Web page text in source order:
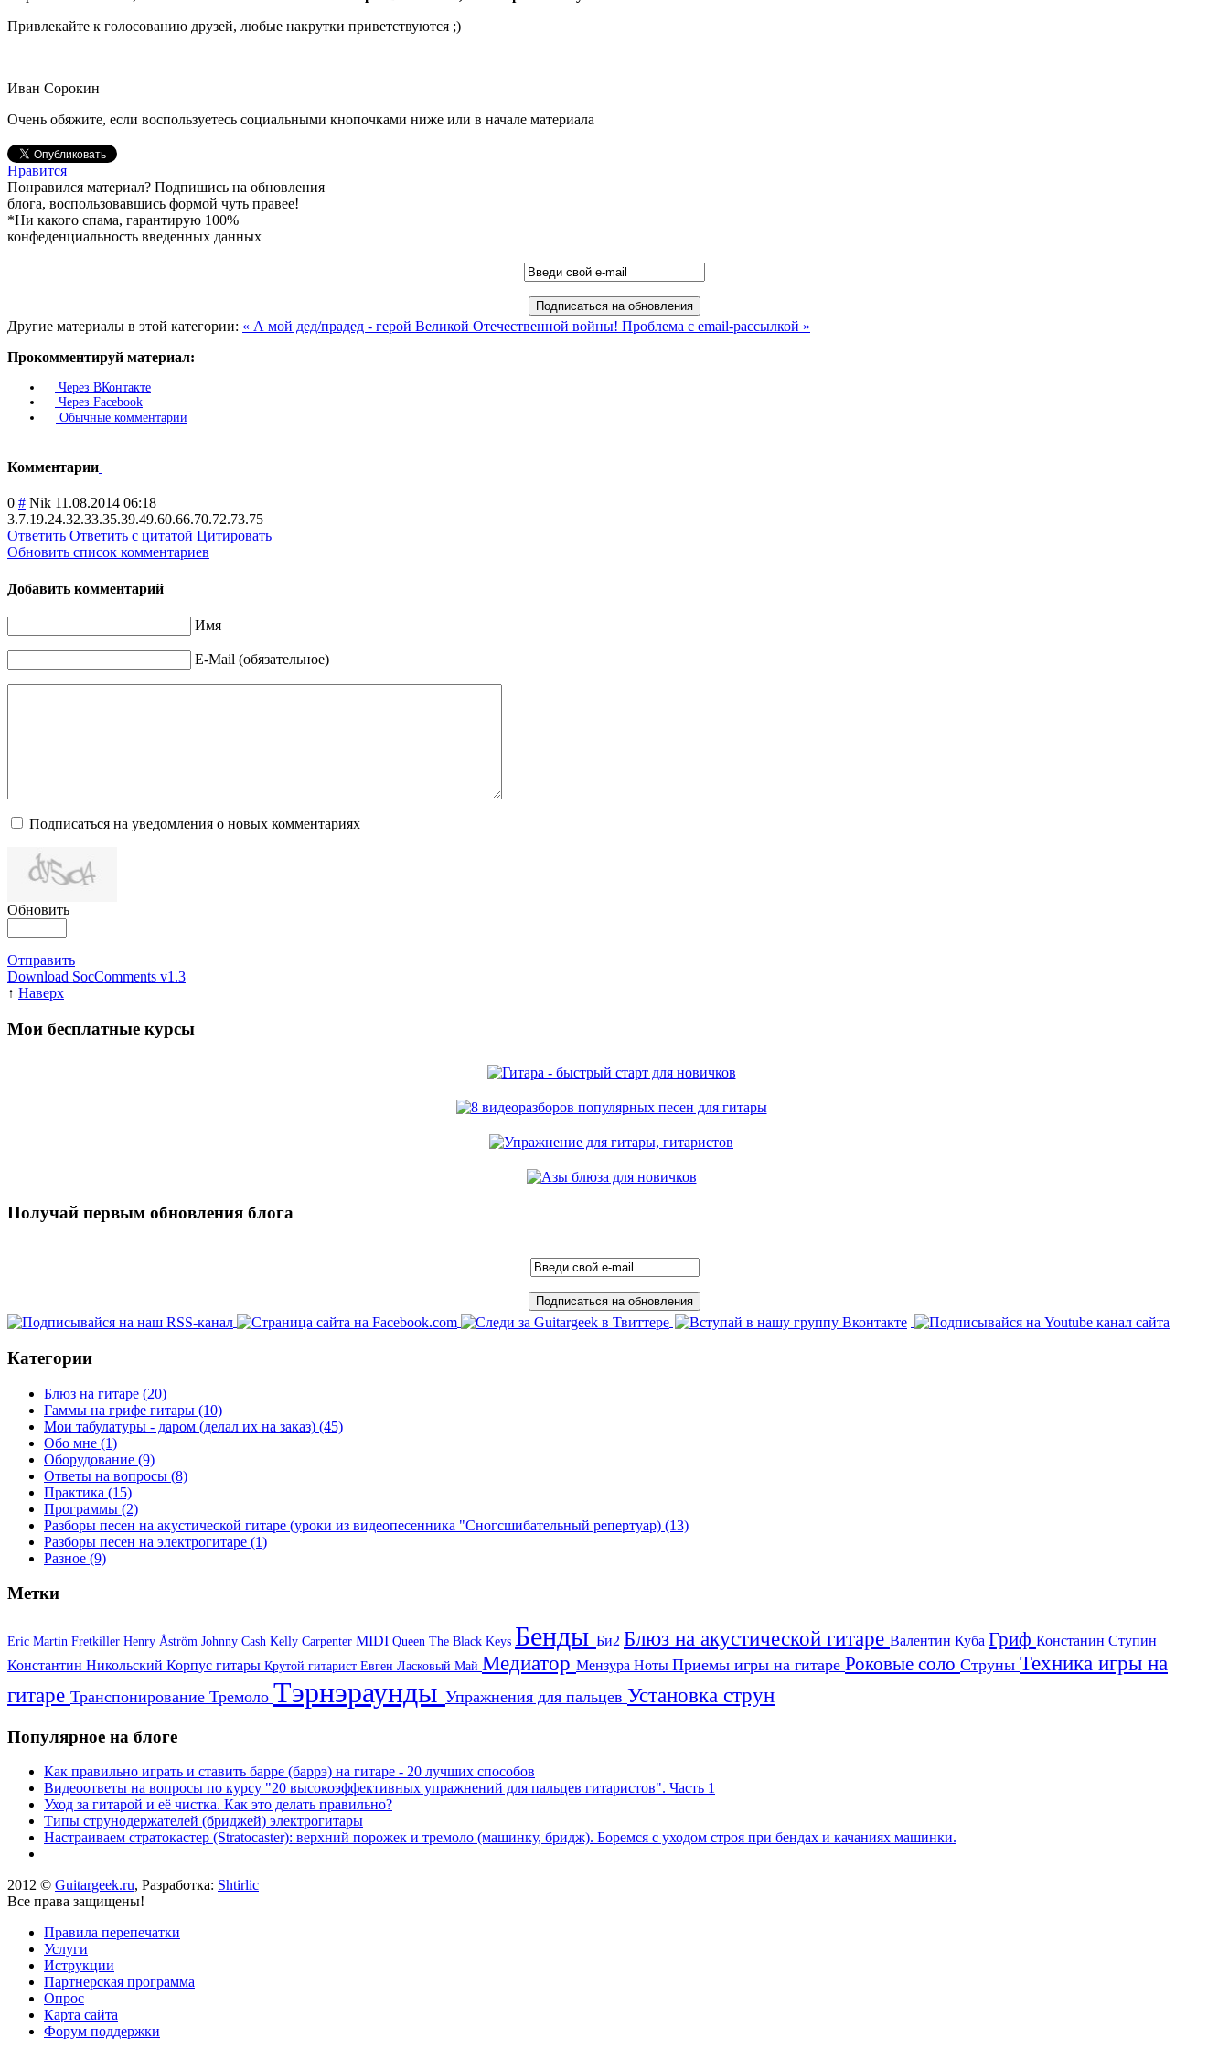
Привлекайте к голосованию друзей, любые накрутки приветствуются ;)
Иван Сорокин
Очень обяжите, если воспользуетесь социальными кнопочками ниже или в начале материала
Нравится
Понравился материал? Подпишись на обновления
блога, воспользовавшись формой чуть правее!
*Ни какого спама, гарантирую 100%
конфеденциальность введенных данных
Другие материалы в этой категории: « А мой дед/прадед - герой Великой Отечественной войны! Проблема с email-рассылкой »
Прокомментируй материал:
Через ВКонтакте
Через Facebook
Обычные комментарии
Комментарии
0 # Nik 11.08.2014 06:18
3.7.19.24.32.33.35.39.49.60.66.70.72.73.75
Ответить Ответить с цитатой Цитировать
Обновить список комментариев
Добавить комментарий
Имя
E-Mail (обязательное)
Подписаться на уведомления о новых комментариях
Обновить
Отправить
Download SocComments v1.3
↑ Наверх
Мои бесплатные курсы
Получай первым обновления блога
Категории
Блюз на гитаре (20)
Гаммы на грифе гитары (10)
Мои табулатуры - даром (делал их на заказ) (45)
Обо мне (1)
Оборудование (9)
Ответы на вопросы (8)
Практика (15)
Программы (2)
Разборы песен на акустической гитаре (уроки из видеопесенника "Сногсшибательный репертуар) (13)
Разборы песен на электрогитаре (1)
Разное (9)
Метки
Eric Martin Fretkiller Henry Åström Johnny Cash Kelly Carpenter MIDI Queen The Black Keys Бенды Би2 Блюз на акустической гитаре Валентин Куба Гриф Констанин Ступин
Константин Никольский Корпус гитары Крутой гитарист Евген Ласковый Май Медиатор Мензура Ноты Приемы игры на гитаре Роковые соло Струны Техника игры на
гитаре Транспонирование Тремоло Тэрнэраунды Упражнения для пальцев Установка струн
Популярное на блоге
Как правильно играть и ставить барре (баррэ) на гитаре - 20 лучших способов
Видеоответы на вопросы по курсу "20 высокоэффективных упражнений для пальцев гитаристов". Часть 1
Уход за гитарой и её чистка. Как это делать правильно?
Типы струнодержателей (бриджей) электрогитары
Настраиваем стратокастер (Stratocaster): верхний порожек и тремоло (машинку, бридж). Боремся с уходом строя при бендах и качаниях машинки.
2012 © Guitargeek.ru, Разработка: Shtirlic
Все права защищены!
Правила перепечатки
Услуги
Иструкции
Партнерская программа
Опрос
Карта сайта
Форум поддержки